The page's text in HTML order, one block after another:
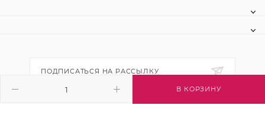
В КОРЗИНУ
ПОДПИСАТЬСЯ НА РАССЫЛКУ